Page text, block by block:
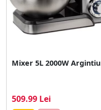
Mixer 5L 2000W Argintiu
509.99 Lei